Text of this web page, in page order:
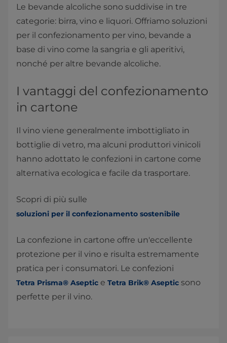
Le bevande alcoliche sono suddivise in tre
categorie: birra, vino e liquori. Offriamo soluzioni
per il confezionamento per vino, bevande a
base di vino come la sangria e gli aperitivi,
nonché per altre bevande alcoliche.
I vantaggi del confezionamento
in cartone
Il vino viene generalmente imbottigliato in
bottiglie di vetro, ma alcuni produttori vinicoli
hanno adottato le confezioni in cartone come
alternativa ecologica e facile da trasportare.
Scopri di più sulle
soluzioni per il confezionamento sostenibile
La confezione in cartone offre un'eccellente
protezione per il vino e risulta estremamente
pratica per i consumatori. Le confezioni
Tetra Prisma® Aseptic e Tetra Brik® Aseptic sono
perfette per il vino.